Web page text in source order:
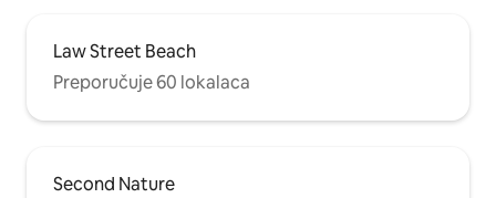
Law Street Beach
Preporučuje 60 lokalaca
Second Nature